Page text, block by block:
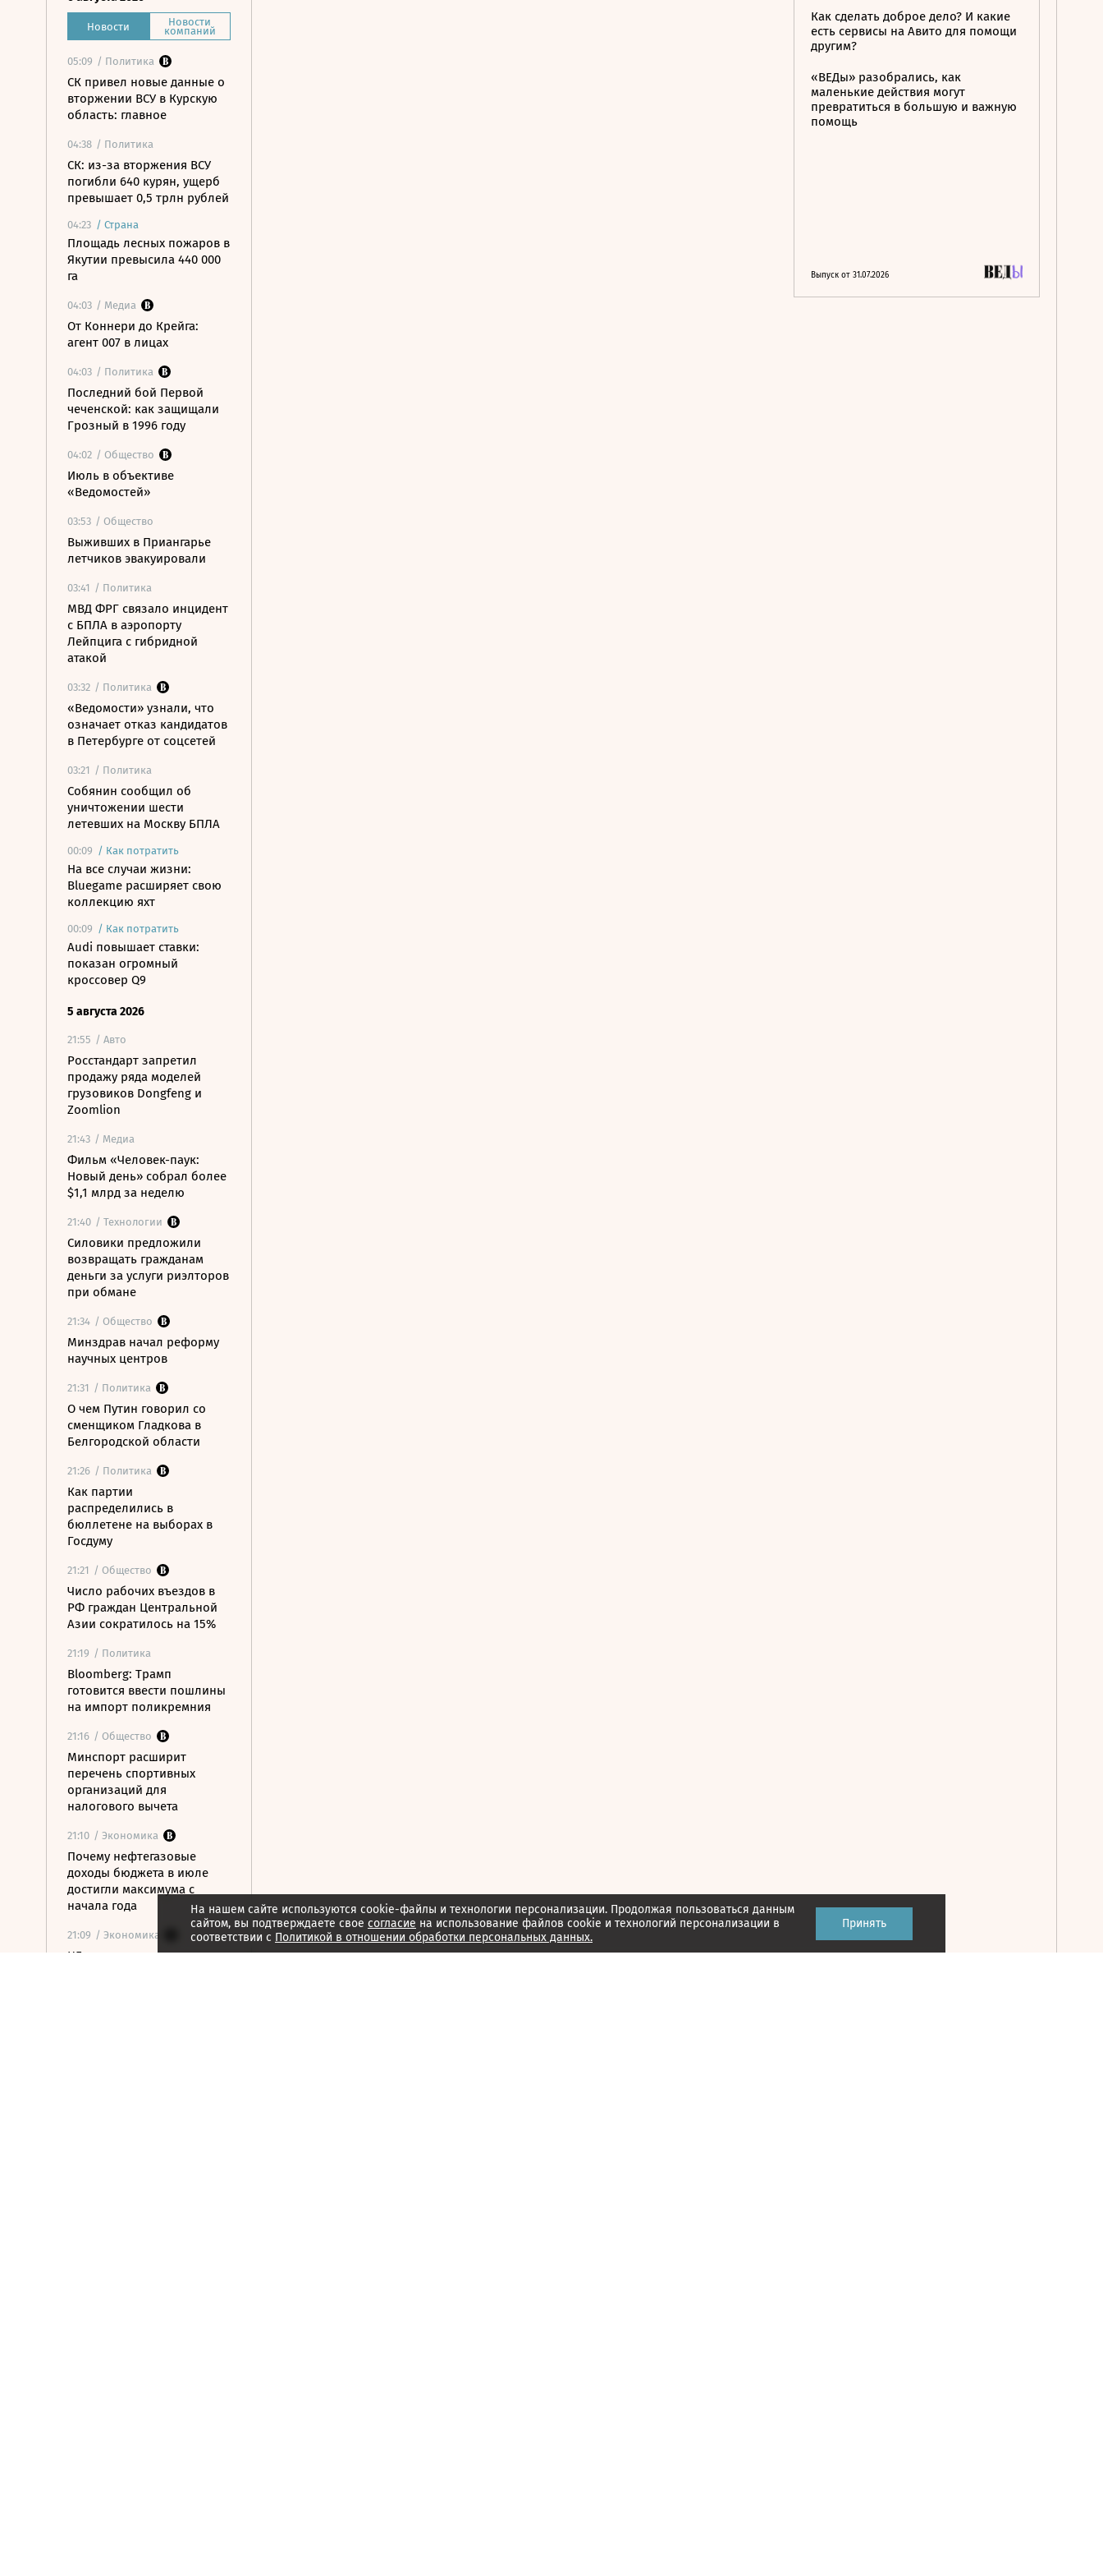
Новости Новости
компаний
05:09 / Политика
СК привел новые данные о
вторжении ВСУ в Курскую
область: главное
04:38 / Политика
СК: из-за вторжения ВСУ
погибли 640 курян, ущерб
превышает 0,5 трлн рублей
04:23 / Страна
Площадь лесных пожаров в
Якутии превысила 440 000
га
04:03 / Медиа
От Коннери до Крейга:
агент 007 в лицах
04:03 / Политика
Последний бой Первой
чеченской: как защищали
Грозный в 1996 году
04:02 / Общество
Июль в объективе
«Ведомостей»
03:53 / Общество
Выживших в Приангарье
летчиков эвакуировали
03:41 / Политика
МВД ФРГ связало инцидент
с БПЛА в аэропорту
Лейпцига с гибридной
атакой
03:32 / Политика
«Ведомости» узнали, что
означает отказ кандидатов
в Петербурге от соцсетей
03:21 / Политика
Собянин сообщил об
уничтожении шести
летевших на Москву БПЛА
00:09 / Как потратить
На все случаи жизни:
Bluegame расширяет свою
коллекцию яхт
00:09 / Как потратить
Audi повышает ставки:
показан огромный
кроссовер Q9
5 августа 2026
21:55 / Авто
Росстандарт запретил
продажу ряда моделей
грузовиков Dongfeng и
Zoomlion
21:43 / Медиа
Фильм «Человек-паук:
Новый день» собрал более
$1,1 млрд за неделю
21:40 / Технологии
Силовики предложили
возвращать гражданам
деньги за услуги риэлторов
при обмане
21:34 / Общество
Минздрав начал реформу
научных центров
21:31 / Политика
О чем Путин говорил со
сменщиком Гладкова в
Белгородской области
21:26 / Политика
Как партии
распределились в
бюллетене на выборах в
Госдуму
21:21 / Общество
Число рабочих въездов в
РФ граждан Центральной
Азии сократилось на 15%
21:19 / Политика
Bloomberg: Трамп
готовится ввести пошлины
на импорт поликремния
21:16 / Общество
Минспорт расширит
перечень спортивных
организаций для
налогового вычета
21:10 / Экономика
Почему нефтегазовые
доходы бюджета в июле
достигли максимума с
начала года
21:09 / Экономика
ЦБ раскрыл аргументы за
Как сделать доброе дело? И какие
есть сервисы на Авито для помощи
другим?
«ВЕДы» разобрались, как
маленькие действия могут
превратиться в большую и важную
помощь
Выпуск от 31.07.2026
На нашем сайте используются cookie-файлы и технологии персонализации. Продолжая пользоваться данным
сайтом, вы подтверждаете свое согласие на использование файлов cookie и технологий персонализации в
соответствии с Политикой в отношении обработки персональных данных.
Принять